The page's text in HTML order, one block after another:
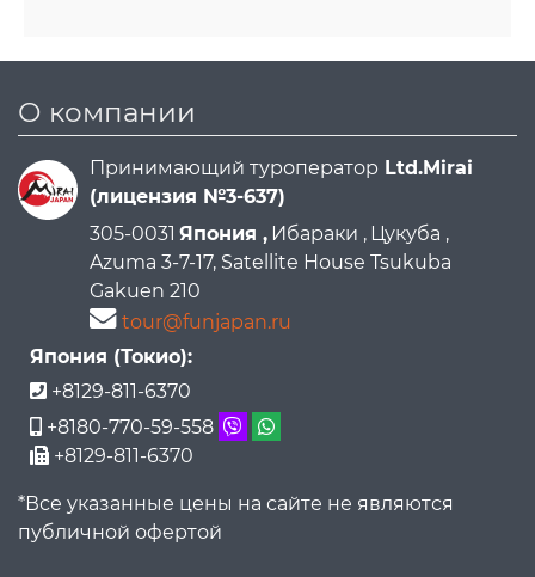
О компании
Принимающий туроператор Ltd.Mirai
(лицензия №3-637)
305-0031 Япония , Ибараки , Цукуба ,
Azuma 3-7-17, Satellite House Tsukuba
Gakuen 210
tour@funjapan.ru
Япония (Токио):
+8129-811-6370
+8180-770-59-558
+8129-811-6370
*Все указанные цены на сайте не являются
публичной офертой